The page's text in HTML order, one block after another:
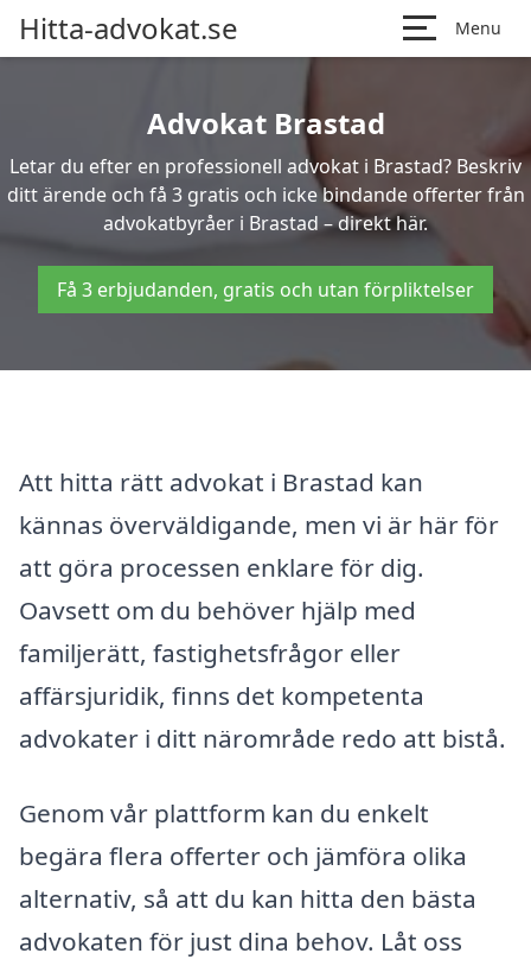
Hitta-advokat.se Menu
Advokat Brastad
Letar du efter en professionell advokat i Brastad? Beskriv
ditt ärende och få 3 gratis och icke bindande offerter från
advokatbyråer i Brastad – direkt här.
Få 3 erbjudanden, gratis och utan förpliktelser
Att hitta rätt advokat i Brastad kan
kännas överväldigande, men vi är här för
att göra processen enklare för dig.
Oavsett om du behöver hjälp med
familjerätt, fastighetsfrågor eller
affärsjuridik, finns det kompetenta
advokater i ditt närområde redo att bistå.
Genom vår plattform kan du enkelt
begära flera offerter och jämföra olika
alternativ, så att du kan hitta den bästa
advokaten för just dina behov. Låt oss